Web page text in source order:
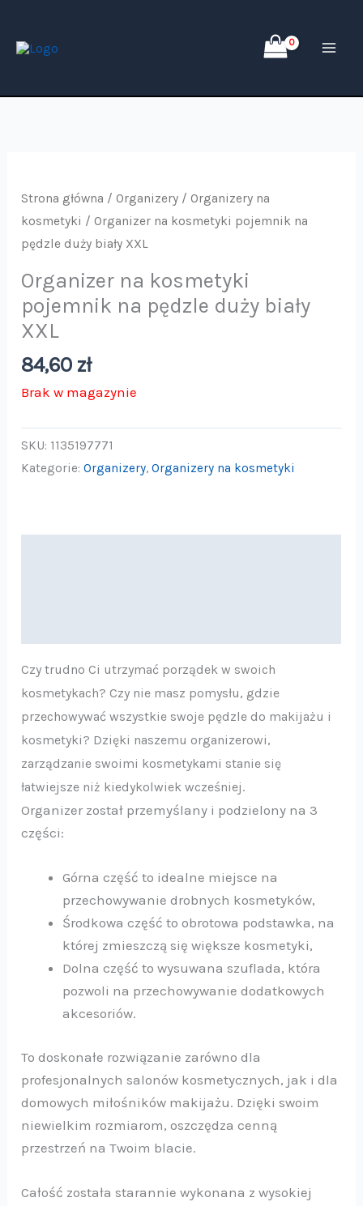
treści
Strona główna /Organizery /Organizery na
kosmetyki / Organizer na kosmetyki pojemnik na
pędzle duży biały XXL
Organizer na kosmetyki
pojemnik na pędzle duży biały
XXL
84,60 zł
Brak w magazynie
SKU: 1135197771
Kategorie:Organizery,Organizery na kosmetyki
Czy trudno Ci utrzymać porządek w swoich
kosmetykach? Czy nie masz pomysłu, gdzie
przechowywać wszystkie swoje pędzle do makijażu i
kosmetyki? Dzięki naszemu organizerowi,
zarządzanie swoimi kosmetykami stanie się
łatwiejsze niż kiedykolwiek wcześniej.
Organizer został przemyślany i podzielony na 3
części:
Górna część to idealne miejsce na
przechowywanie drobnych kosmetyków,
Środkowa część to obrotowa podstawka, na
której zmieszczą się większe kosmetyki,
Dolna część to wysuwana szuflada, która
pozwoli na przechowywanie dodatkowych
akcesoriów.
To doskonałe rozwiązanie zarówno dla
profesjonalnych salonów kosmetycznych, jak i dla
domowych miłośników makijażu. Dzięki swoim
niewielkim rozmiarom, oszczędza cenną
przestrzeń na Twoim blacie.
Całość została starannie wykonana z wysokiej